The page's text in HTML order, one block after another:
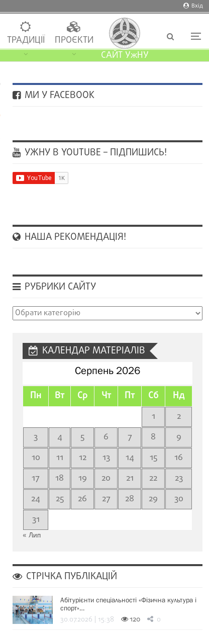
Вхід
ТРАДИЦІЇ
ПРОЄКТИ
САЙТ УжНУ
МИ У FACEBOOK
УЖНУ В YOUTUBE – ПІДПИШИСЬ!
НАША РЕКОМЕНДАЦІЯ!
РУБРИКИ САЙТУ
Рубрики
КАЛЕНДАР МАТЕРІАЛІВ
Серпень 2026
Пн Вт Ср Чт Пт Сб Нд
1
2
3
4 5 6 7 8
9
10
11 12 13 14 15
16
17
18 19 20 21 22
23
24
25 26 27 28 29
30
31
« Лип
СТРІЧКА ПУБЛІКАЦІЙ
Абітурієнти спеціальності «Фізична культура і
спорт»…
30.07.2026 | 15:38 120 0